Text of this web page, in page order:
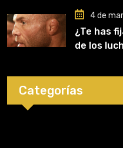
4 de
¿Te has
de los
Categorías